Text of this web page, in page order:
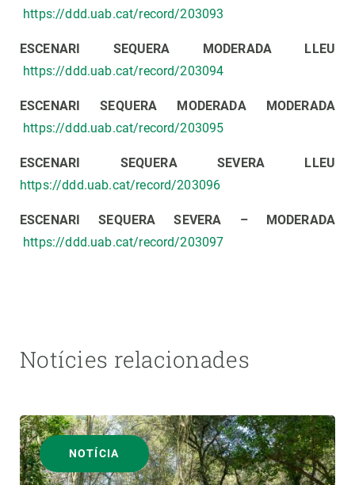
https://ddd.uab.cat/record/203093
ESCENARI SEQUERA MODERADA LLEU
https://ddd.uab.cat/record/203094
ESCENARI SEQUERA MODERADA MODERADA
https://ddd.uab.cat/record/203095
ESCENARI SEQUERA SEVERA LLEU
https://ddd.uab.cat/record/203096
ESCENARI SEQUERA SEVERA – MODERADA
https://ddd.uab.cat/record/203097
Notícies relacionades
NOTÍCIA